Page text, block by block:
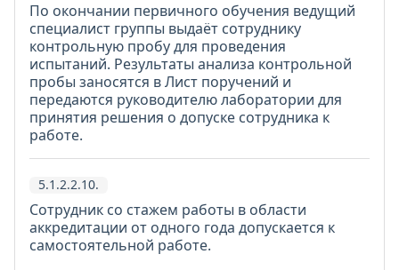
По окончании первичного обучения ведущий
специалист группы выдаёт сотруднику
контрольную пробу для проведения
испытаний. Результаты анализа контрольной
пробы заносятся в Лист поручений и
передаются руководителю лаборатории для
принятия решения о допуске сотрудника к
работе.
5.1.2.2.10.
Сотрудник со стажем работы в области
аккредитации от одного года допускается к
самостоятельной работе.